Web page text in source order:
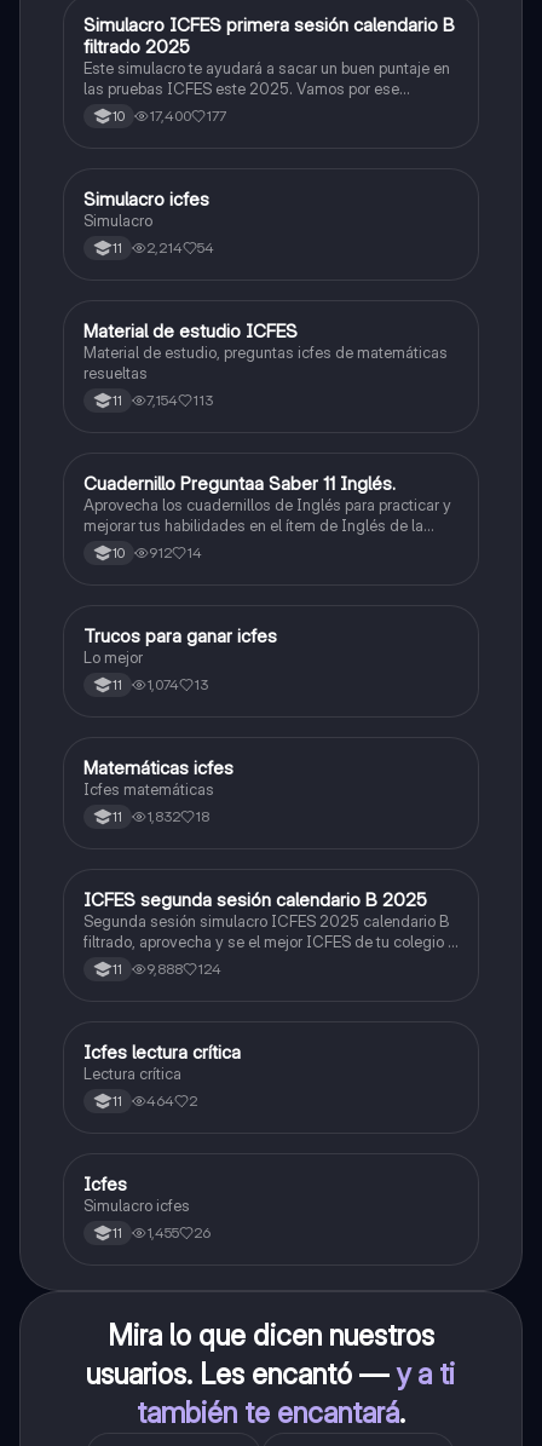
ICFES: Matemáticas
Simulacro ICFES primera sesión calendario B
filtrado 2025
Este simulacro te ayudará a sacar un buen puntaje en
las pruebas ICFES este 2025. Vamos por ese
500/500. Y poder ser admitido en la universidad que
quieras, estudiar la carrera que quieres y no la que te
10 17,400 177
ICFES: Lectura Crítica
Simulacro icfes
Simulacro
11 2,214 54
ICFES: Matemáticas
Material de estudio ICFES
Material de estudio, preguntas icfes de matemáticas
resueltas
11 7,154 113
ICFES: Inglés
Cuadernillo Preguntaa Saber 11 Inglés.
Aprovecha los cuadernillos de Inglés para practicar y
mejorar tus habilidades en el ítem de Inglés de la
Prueba Saber 11. 🫡
10 912 14
Química
Trucos para ganar icfes
Lo mejor
11 1,074 13
ICFES: Matemáticas
Matemáticas icfes
Icfes matemáticas
11 1,832 18
ICFES: Lectura Crítica
ICFES segunda sesión calendario B 2025
Segunda sesión simulacro ICFES 2025 calendario B
filtrado, aprovecha y se el mejor ICFES de tu colegio y
poder ingresar a universidad, y estudiar aquella
carrera con la que tanto sueñas.
11 9,888 124
Lengua Castellana
Icfes lectura crítica
Lectura crítica
11 464 2
ICFES: Sociales y Ciudadanas
Icfes
Simulacro icfes
11 1,455 26
Mira lo que dicen nuestros
usuarios. Les encantó —y a ti
también te encantará.